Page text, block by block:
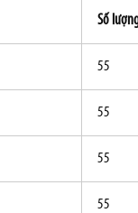
Số
55
55
55
55